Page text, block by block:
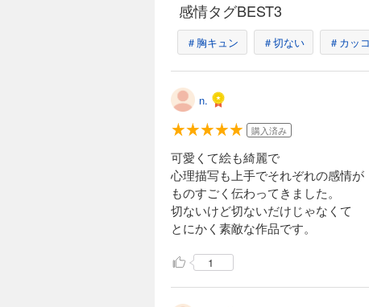
昴との因縁を終わら
した花が…。想いを
に」 幼なじみの運命
感情タグBEST3
＃胸キュン ＃切ない ＃カッ
n.
購入済み
可愛くて絵も綺麗で
心理描写も上手でそれぞれの感情が
ものすごく伝わってきました。
切ないけど切ないだけじゃなくて
とにかく素敵な作品です。
1